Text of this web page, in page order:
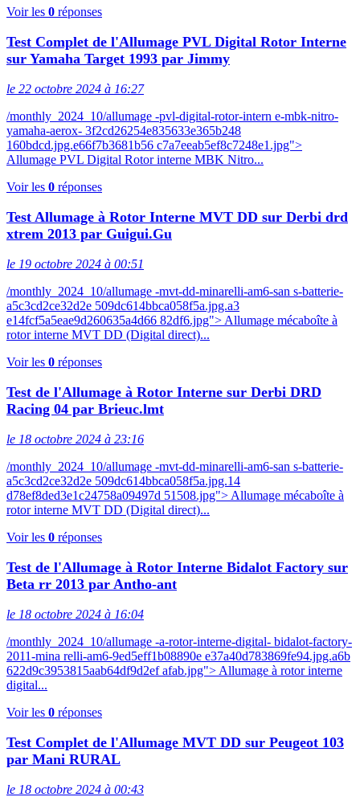
Voir les 0 réponses
Test Complet de l'Allumage PVL Digital Rotor Interne
sur Yamaha Target 1993 par Jimmy
le 22 octobre 2024 à 16:27
/monthly_2024_10/allumage -pvl-digital-rotor-intern e-mbk-nitro-
yamaha-aerox- 3f2cd26254e835633e365b248
160bdcd.jpg.e66f7b3681b56 c7a7eeab5ef8c7248e1.jpg">
Allumage PVL Digital Rotor interne MBK Nitro...
Voir les 0 réponses
Test Allumage à Rotor Interne MVT DD sur Derbi drd
xtrem 2013 par Guigui.Gu
le 19 octobre 2024 à 00:51
/monthly_2024_10/allumage -mvt-dd-minarelli-am6-san s-batterie-
a5c3cd2ce32d2e 509dc614bbca058f5a.jpg.a3
e14fcf5a5eae9d260635a4d66 82df6.jpg"> Allumage mécaboîte à
rotor interne MVT DD (Digital direct)...
Voir les 0 réponses
Test de l'Allumage à Rotor Interne sur Derbi DRD
Racing 04 par Brieuc.lmt
le 18 octobre 2024 à 23:16
/monthly_2024_10/allumage -mvt-dd-minarelli-am6-san s-batterie-
a5c3cd2ce32d2e 509dc614bbca058f5a.jpg.14
d78ef8ded3e1c24758a09497d 51508.jpg"> Allumage mécaboîte à
rotor interne MVT DD (Digital direct)...
Voir les 0 réponses
Test de l'Allumage à Rotor Interne Bidalot Factory sur
Beta rr 2013 par Antho-ant
le 18 octobre 2024 à 16:04
/monthly_2024_10/allumage -a-rotor-interne-digital- bidalot-factory-
2011-mina relli-am6-9ed5eff1b08890e e37a40d783869fe94.jpg.a6b
622d9c3953815aab64df9d2ef afab.jpg"> Allumage à rotor interne
digital...
Voir les 0 réponses
Test Complet de l'Allumage MVT DD sur Peugeot 103
par Mani RURAL
le 18 octobre 2024 à 00:43